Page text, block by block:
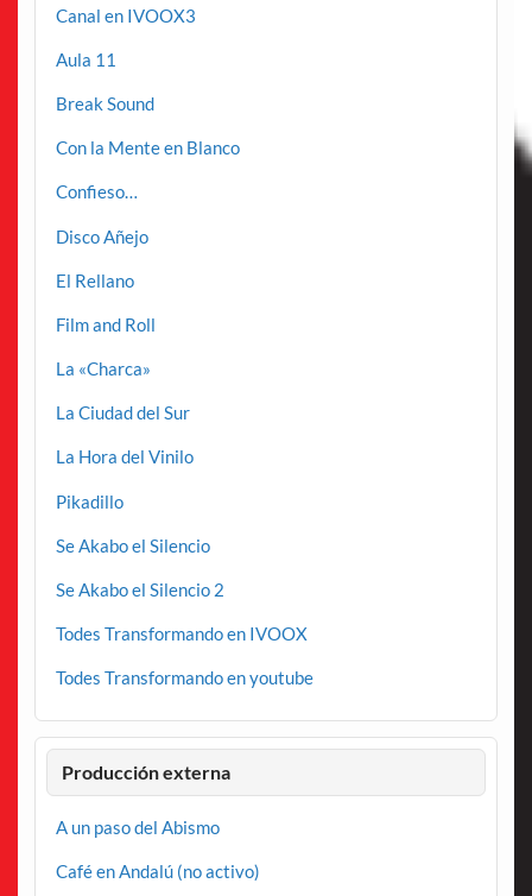
Canal en IVOOX3
Aula 11
Break Sound
Con la Mente en Blanco
Confieso…
Disco Añejo
El Rellano
Film and Roll
La «Charca»
La Ciudad del Sur
La Hora del Vinilo
Pikadillo
Se Akabo el Silencio
Se Akabo el Silencio 2
Todes Transformando en IVOOX
Todes Transformando en youtube
Producción externa
A un paso del Abismo
Café en Andalú (no activo)